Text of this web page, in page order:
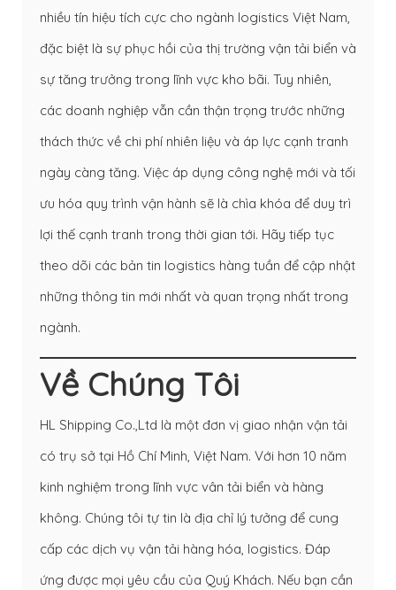
nhiều tín hiệu tích cực cho ngành logistics Việt Nam,
đặc biệt là sự phục hồi của thị trường vận tải biển và
sự tăng trưởng trong lĩnh vực kho bãi. Tuy nhiên,
các doanh nghiệp vẫn cần thận trọng trước những
thách thức về chi phí nhiên liệu và áp lực cạnh tranh
ngày càng tăng. Việc áp dụng công nghệ mới và tối
ưu hóa quy trình vận hành sẽ là chìa khóa để duy trì
lợi thế cạnh tranh trong thời gian tới. Hãy tiếp tục
theo dõi các bản tin logistics hàng tuần để cập nhật
những thông tin mới nhất và quan trọng nhất trong
ngành.
Về Chúng Tôi
HL Shipping Co.,Ltd là một đơn vị giao nhận vận tải
có trụ sở tại Hồ Chí Minh, Việt Nam. Với hơn 10 năm
kinh nghiệm trong lĩnh vực vân tải biển và hàng
không. Chúng tôi tự tin là địa chỉ lý tưởng để cung
cấp các dịch vụ vận tải hàng hóa, logistics. Đáp
ứng được mọi yêu cầu của Quý Khách. Nếu bạn cần